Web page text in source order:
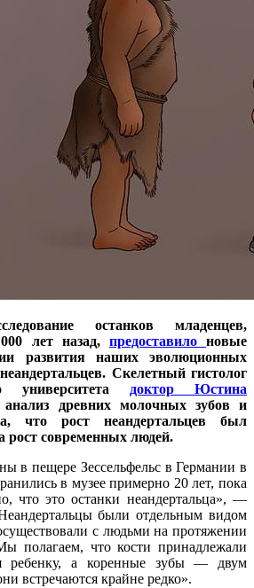
останков младенцев,
лет назад, предоставилоновые
развития наших эволюционных
Скелетный гистолог
университета доктор Юстина
анализ древних молочных зубов и
что рост неандертальцев был
рост современных людей.
в пещере Зессельфельс в Германии в
в музее примерно 20 лет, пока
что это останки неандертальца», —
были отдельным видом
с людьми на протяжении
полагаем, что кости принадлежали
ребенку, а коренные зубы — двум
встречаются крайне редко».